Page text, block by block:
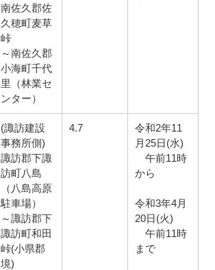
南佐久郡佐
久穂町麦草
峠
～南佐久郡
小海町千代
里（林業セ
ンター）
(諏訪建設
事務所側)
諏訪郡下諏
訪町八島
（八島高原
駐車場）
～諏訪郡下
諏訪町和田
峠(小県郡
境)
4.7
令和2年11
月25日(水)
午前11時
から
令和3年4月
20日(火)
午前11時
まで